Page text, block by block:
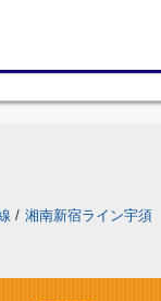
/ 湘南新宿ライン宇須